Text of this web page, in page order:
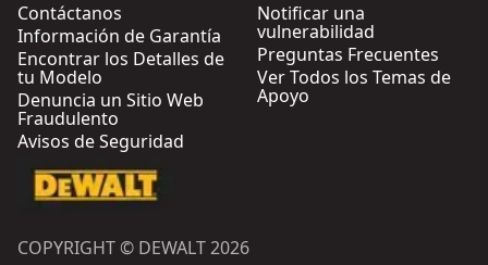
Contáctanos
Información de Garantía
Encontrar los Detalles de
tu Modelo
Denuncia un Sitio Web
Fraudulento
Avisos de Seguridad
Notificar una
vulnerabilidad
Preguntas Frecuentes
Ver Todos los Temas de
Apoyo
COPYRIGHT © DEWALT 2026